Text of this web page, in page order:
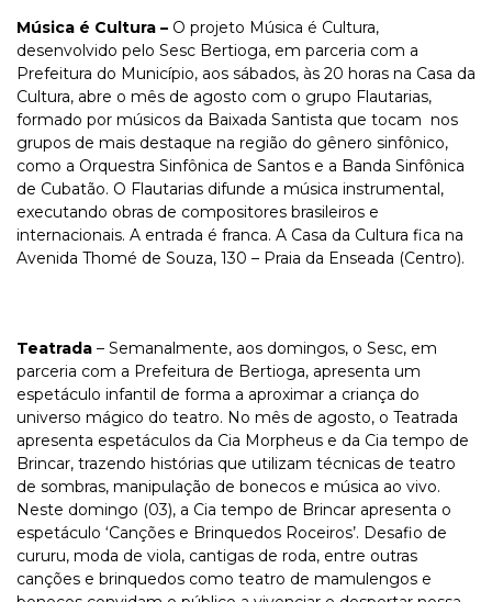
Música é Cultura – O projeto Música é Cultura,
desenvolvido pelo Sesc Bertioga, em parceria com a
Prefeitura do Município, aos sábados, às 20 horas na Casa da
Cultura, abre o mês de agosto com o grupo Flautarias,
formado por músicos da Baixada Santista que tocam nos
grupos de mais destaque na região do gênero sinfônico,
como a Orquestra Sinfônica de Santos e a Banda Sinfônica
de Cubatão. O Flautarias difunde a música instrumental,
executando obras de compositores brasileiros e
internacionais. A entrada é franca. A Casa da Cultura fica na
Avenida Thomé de Souza, 130 – Praia da Enseada (Centro).
Teatrada – Semanalmente, aos domingos, o Sesc, em
parceria com a Prefeitura de Bertioga, apresenta um
espetáculo infantil de forma a aproximar a criança do
universo mágico do teatro. No mês de agosto, o Teatrada
apresenta espetáculos da Cia Morpheus e da Cia tempo de
Brincar, trazendo histórias que utilizam técnicas de teatro
de sombras, manipulação de bonecos e música ao vivo.
Neste domingo (03), a Cia tempo de Brincar apresenta o
espetáculo ‘Canções e Brinquedos Roceiros’. Desafio de
cururu, moda de viola, cantigas de roda, entre outras
canções e brinquedos como teatro de mamulengos e